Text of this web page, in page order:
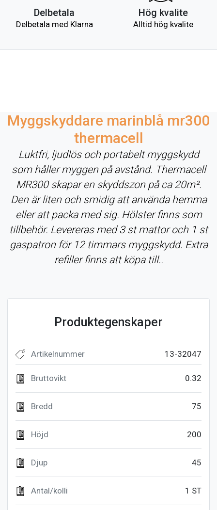
Delbetala
Delbetala med Klarna
Hög kvalite
Alltid hög kvalite
Myggskyddare marinblå mr300
thermacell
Luktfri, ljudlös och portabelt myggskydd
som håller myggen på avstånd. Thermacell
MR300 skapar en skyddszon på ca 20m².
Den är liten och smidig att använda hemma
eller att packa med sig. Hölster finns som
tillbehör. Levereras med 3 st mattor och 1 st
gaspatron för 12 timmars myggskydd. Extra
refiller finns att köpa till..
Produktegenskaper
13-32047
Artikelnummer
0.32
Bruttovikt
75
Bredd
200
Höjd
45
Djup
1 ST
Antal/kolli